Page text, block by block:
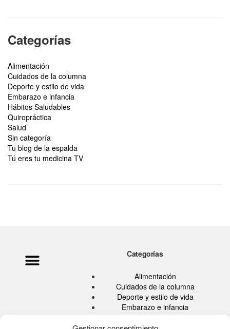
Categorías
Alimentación
Cuidados de la columna
Deporte y estilo de vida
Embarazo e infancia
Hábitos Saludables
Quiropráctica
Salud
Sin categoría
Tu blog de la espalda
Tú eres tu medicina TV
Categorías
Alimentación
Cuidados de la columna
Deporte y estilo de vida
Embarazo e infancia